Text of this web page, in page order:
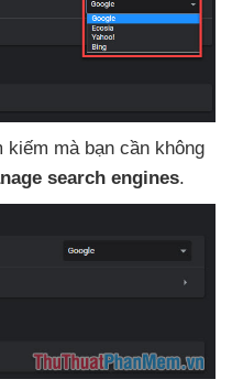
kiếm mà bạn cần không
search engines.